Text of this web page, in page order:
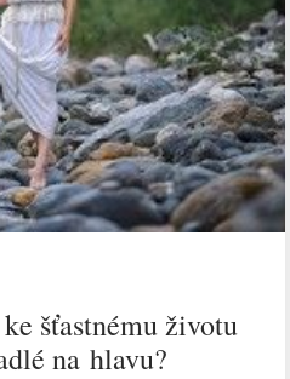
šťastnému životu
na hlavu?